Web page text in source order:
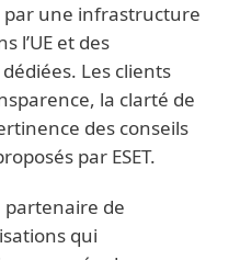
une infrastructure
l’UE et des
Les clients
la clarté de
des conseils
par ESET.
partenaire de
qui